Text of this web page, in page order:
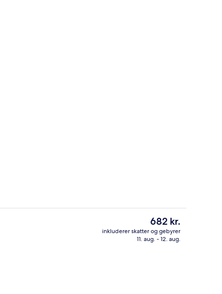
Standard-studiolejlighed | Privat
Den
nuværende
pris
682 kr.
inkluderer skatter og gebyrer
11. aug. - 12. aug.